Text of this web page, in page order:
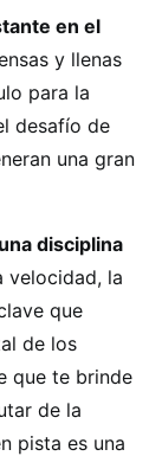
en el
y llenas
para la
desafío de
una gran
disciplina
velocidad, la
que
de los
que te brinde
de la
pista es una